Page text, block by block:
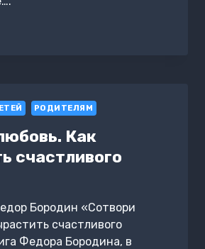
РОДИТЕЛЯМ
Как
счастливого
Бородин «Сотвори
счастливого
Федора Бородина, в